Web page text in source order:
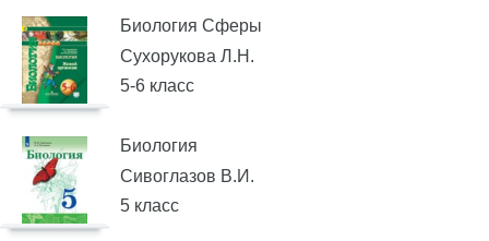
Биология Сферы
Сухорукова Л.Н.
5-6 класс
Биология
Сивоглазов В.И.
5 класс